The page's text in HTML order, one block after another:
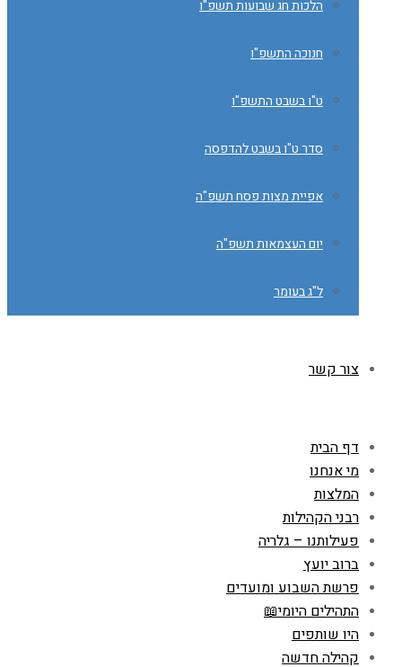
הלכות חג שבועות תשפ"ו
חנוכה התשפ"ו
ט"ו בשבט התשפ"ו
סדר ט"ו בשבט להדפסה
אפיית מצות פסח תשפ"ה
יום העצמאות תשפ"ה
ל"ג בעומר
צור קשר
דף הבית
מי אנחנו
המלצות
רבני הקהילות
פעילותנו – גלריה
ברוב יועץ
פרשת השבוע ומועדים
התהילים היומי📖
היו שותפים
קהילה חדשה